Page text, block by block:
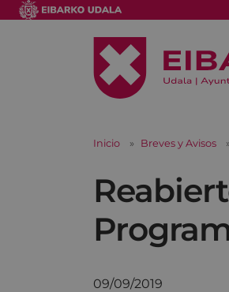
Inicio Breves y Avisos
09/09/2019